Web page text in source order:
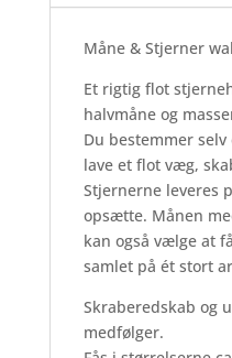
Måne & Stjerner
Et rigtig flot
halvmåne og
Du bestemmer
lave et flot væg,
Stjernerne leveres
opsætte. Månen
kan også vælge at
samlet på ét stort
Skraberedskab og
medfølger.